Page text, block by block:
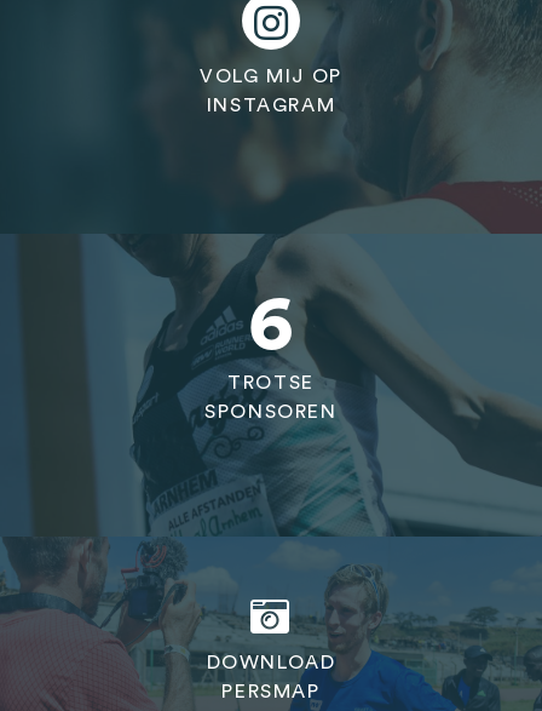
VOLG MIJ OP
INSTAGRAM
6
TROTSE
SPONSOREN
DOWNLOAD
PERSMAP